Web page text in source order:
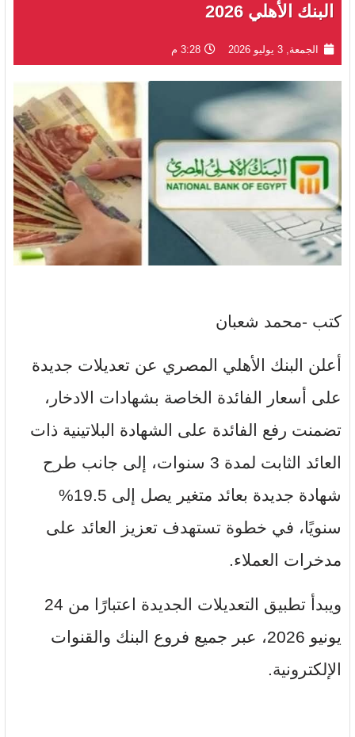
البنك الأهلي 2026
الجمعة, 3 يوليو 2026 3:28 م
كتب -محمد شعبان
أعلن البنك الأهلي المصري عن تعديلات جديدة
على أسعار الفائدة الخاصة بشهادات الادخار،
تضمنت رفع الفائدة على الشهادة البلاتينية ذات
العائد الثابت لمدة 3 سنوات، إلى جانب طرح
شهادة جديدة بعائد متغير يصل إلى 19.5%
سنويًا، في خطوة تستهدف تعزيز العائد على
مدخرات العملاء.
ويبدأ تطبيق التعديلات الجديدة اعتبارًا من 24
يونيو 2026، عبر جميع فروع البنك والقنوات
الإلكترونية.